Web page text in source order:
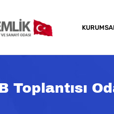
Toplantısı